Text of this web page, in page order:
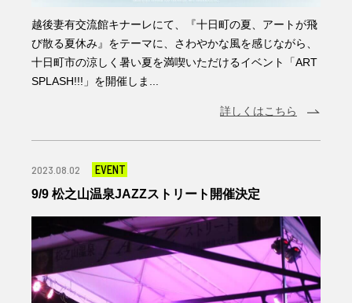
越後妻有交流館キナーレにて、『十日町の夏、アートが飛
び散る夏休み』をテーマに、さわやかな風を感じながら、
十日町市の涼しく暑い夏を満喫いただけるイベント「ART
SPLASH!!!」を開催しま...
詳しくはこちら
2023.08.02 EVENT
9/9 松之山温泉JAZZストリート開催決定